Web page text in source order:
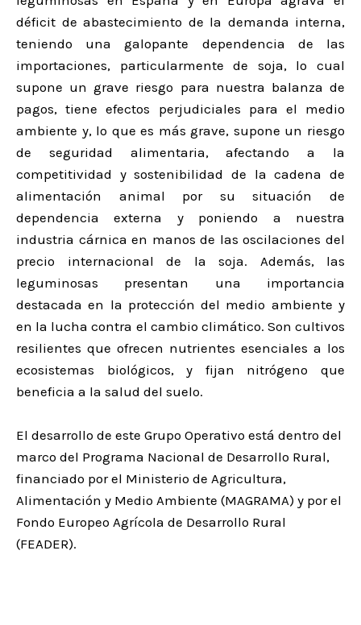
déficit de abastecimiento de la demanda interna,
teniendo una galopante dependencia de las
importaciones, particularmente de soja, lo cual
supone un grave riesgo para nuestra balanza de
pagos, tiene efectos perjudiciales para el medio
ambiente y, lo que es más grave, supone un riesgo
de seguridad alimentaria, afectando a la
competitividad y sostenibilidad de la cadena de
alimentación animal por su situación de
dependencia externa y poniendo a nuestra
industria cárnica en manos de las oscilaciones del
precio internacional de la soja. Además, las
leguminosas presentan una importancia
destacada en la protección del medio ambiente y
en la lucha contra el cambio climático. Son cultivos
resilientes que ofrecen nutrientes esenciales a los
ecosistemas biológicos, y fijan nitrógeno que
beneficia a la salud del suelo.
El desarrollo de este Grupo Operativo está dentro del
marco del Programa Nacional de Desarrollo Rural,
financiado por el Ministerio de Agricultura,
Alimentación y Medio Ambiente (MAGRAMA) y por el
Fondo Europeo Agrícola de Desarrollo Rural
(FEADER).